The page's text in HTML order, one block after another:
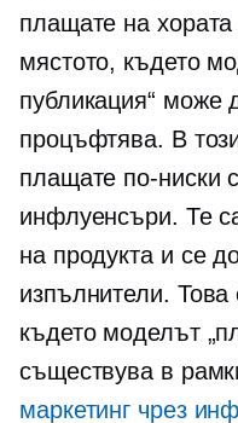
плащате на хората
мястото, където
публикация“ може
процъфтява. В
плащате по-ниски
инфлуенсъри. Те
на продукта и се
изпълнители. Това
където моделът
съществува в
маркетинг чрез